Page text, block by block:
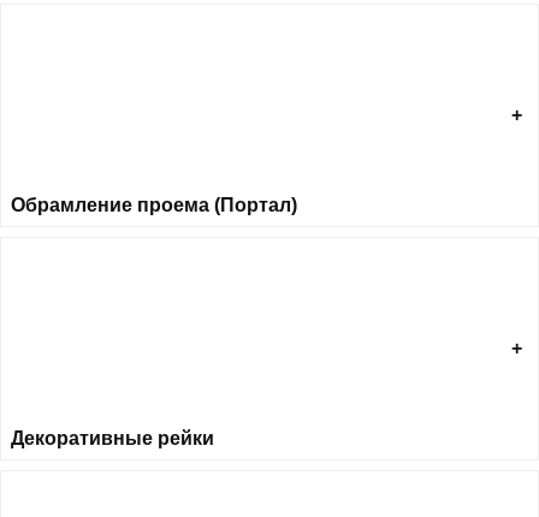
Обрамление проема (Портал)
Декоративные рейки